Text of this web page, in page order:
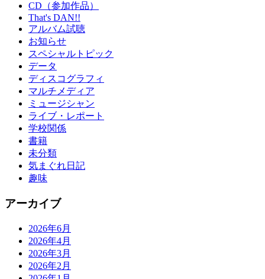
CD（参加作品）
That's DAN!!
アルバム試聴
お知らせ
スペシャルトピック
データ
ディスコグラフィ
マルチメディア
ミュージシャン
ライブ・レポート
学校関係
書籍
未分類
気まぐれ日記
趣味
アーカイブ
2026年6月
2026年4月
2026年3月
2026年2月